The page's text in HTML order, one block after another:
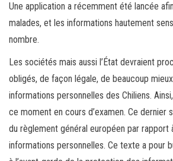
Une application a récemment été lancée
malades, et les informations hautement
nombre.
Les sociétés mais aussi l’État devraient
obligés, de façon légale, de beaucoup
informations personnelles des Chiliens.
ce moment en cours d’examen. Ce dernier
du règlement général européen par rapport
informations personnelles. Ce texte a pour